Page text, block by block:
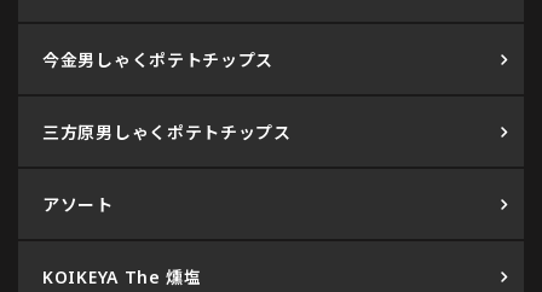
今金男しゃくポテトチップス
三方原男しゃくポテトチップス
アソート
KOIKEYA The 燻塩